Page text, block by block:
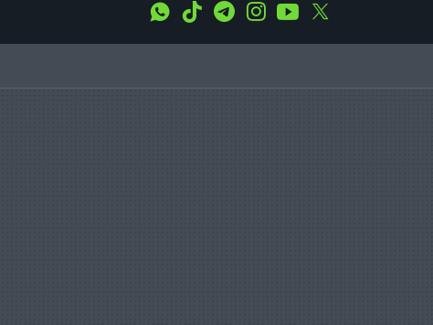
WhatsApp
Tiktok TelegramInstagramYoutube